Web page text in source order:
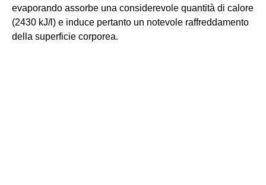
evaporando assorbe una considerevole quantità di calore
(2430 kJ/l) e induce pertanto un notevole raffreddamento
della superficie corporea.